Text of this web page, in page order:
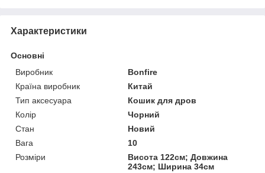
Характеристики
Основні
Виробник
Bonfire
Країна виробник
Китай
Тип аксесуара
Кошик для дров
Колір
Чорний
Стан
Новий
Вага
10
Розміри
Висота 122см; Довжина
243см; Ширина 34см